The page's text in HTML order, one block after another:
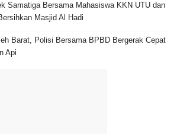
Samatiga Bersama Mahasiswa KKN UTU dan
Masjid Al Hadi
Barat, Polisi Bersama BPBD Bergerak Cepat
Api